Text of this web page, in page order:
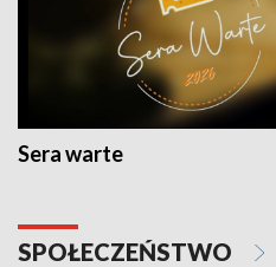
Sera warte
SPOŁECZEŃSTWO